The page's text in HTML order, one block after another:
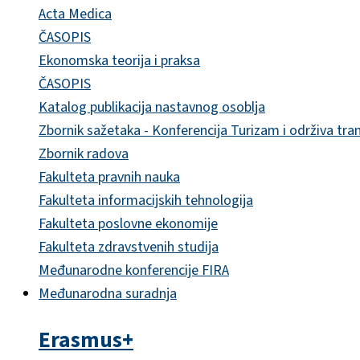
Acta Medica
ČASOPIS
Ekonomska teorija i praksa
ČASOPIS
Katalog publikacija nastavnog osoblja
Zbornik sažetaka - Konferencija Turizam i održiva
Zbornik radova
Fakulteta pravnih nauka
Fakulteta informacijskih tehnologija
Fakulteta poslovne ekonomije
Fakulteta zdravstvenih studija
Međunarodne konferencije FIRA
Međunarodna suradnja
Erasmus+